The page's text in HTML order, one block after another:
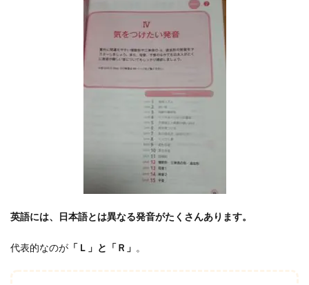
英語には、日本語とは異なる発音がたくさんあります。
代表的なのが 「Ｌ」と「Ｒ」 。